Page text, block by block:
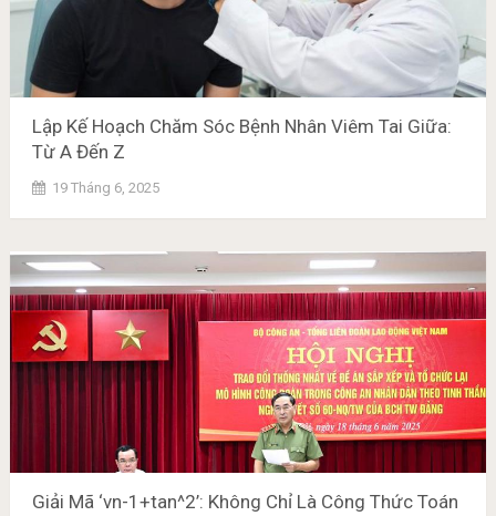
Lập Kế Hoạch Chăm Sóc Bệnh Nhân Viêm Tai Giữa:
Từ A Đến Z
19 Tháng 6, 2025
Giải Mã ‘vn-1+tan^2’: Không Chỉ Là Công Thức Toán